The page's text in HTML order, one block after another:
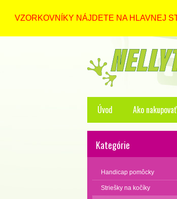
VZORKOVNÍKY NÁJDETE NA HLAVNEJ
Úvod Ako
Kategórie
Handicap pomôcky
Striešky na kočíky